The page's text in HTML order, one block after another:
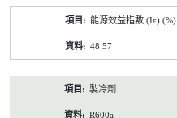
能源效益指數 (Iε) (%)
48.57
製冷劑
R600a